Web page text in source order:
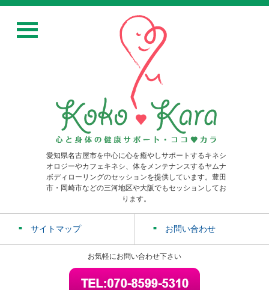
愛知県名古屋市を中心に心を癒やしサポートするキネシ
オロジーやカフェキネシ、体をメンテナンスするヤムナ
ボディローリングのセッションを提供しています。豊田
市・岡崎市などの三河地区や大阪でもセッションしてお
ります。
サイトマップ お問い合わせ
お気軽にお問い合わせ下さい